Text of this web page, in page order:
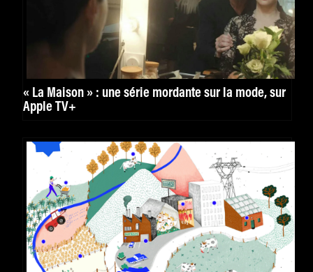
« La Maison » : une série mordante sur la mode, sur
Apple TV+